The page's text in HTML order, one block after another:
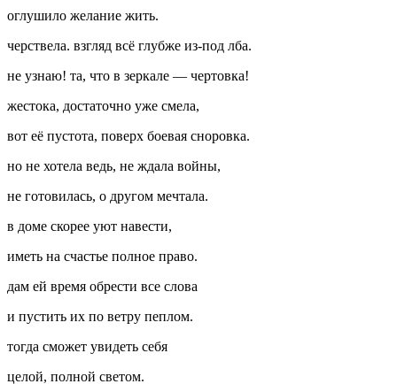
оглушило желание жить.
черствела. взгляд всё глубже из-под лба.
не узнаю! та, что в зеркале — чертовка!
жестока, достаточно уже смела,
вот её пустота, поверх боевая сноровка.
но не хотела ведь, не ждала войны,
не готовилась, о другом мечтала.
в доме скорее уют навести,
иметь на счастье полное право.
дам ей время обрести все слова
и пустить их по ветру пеплом.
тогда сможет увидеть себя
целой, полной светом.